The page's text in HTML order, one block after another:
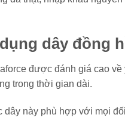
dây đồng
được đánh giá cao
trong thời gian dài.
dây này phù hợp với mọi